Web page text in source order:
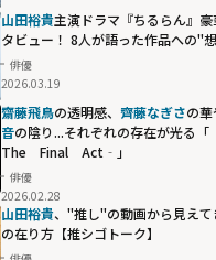
山田裕貴主演ドラマ『ちるらん』
タビュー！ 8人が語った作品への"
俳優
2026.03.19
齋藤飛鳥の透明感、 齊藤なぎさの華
音の陰り...それぞれの存在が光る「
The Final Act‐」
俳優
2026.02.28
山田裕貴、"推し"の動画から見えて
の在り方【推シゴトーク】